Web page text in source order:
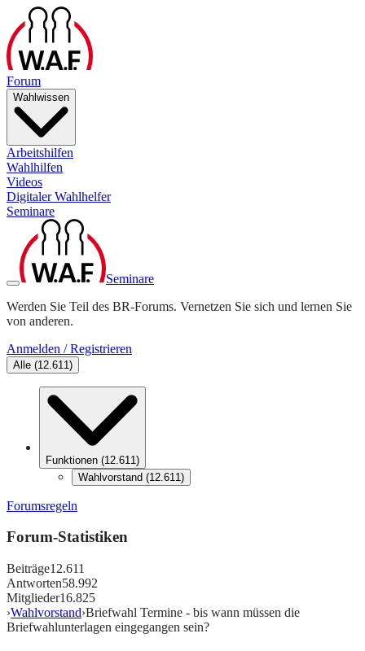
Forum
Wahlwissen
Arbeitshilfen
Wahlhilfen
Videos
Digitaler Wahlhelfer
Seminare
Seminare
Werden Sie Teil des BR-Forums. Vernetzen Sie sich und lernen Sie
von anderen.
Anmelden / Registrieren
Alle (12.611)
Funktionen (12.611)
Wahlvorstand (12.611)
Forumsregeln
Forum-Statistiken
Beiträge12.611
Antworten58.992
Mitglieder16.825
›Wahlvorstand›Briefwahl Termine - bis wann müssen die
Briefwahlunterlagen eingegangen sein?